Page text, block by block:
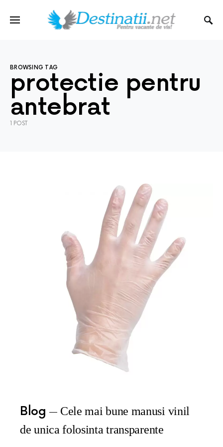
BROWSING TAG
protectie pentru
antebrat
1 POST
Blog
Cele mai bune manusi vinil
de unica folosinta transparente